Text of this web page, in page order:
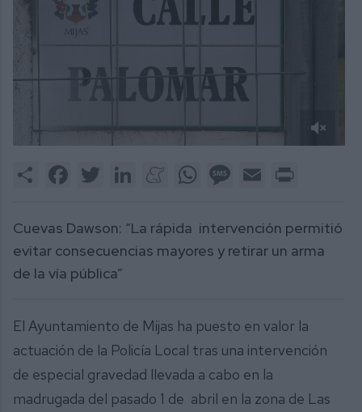
1
Share FacebookTwitter LinkedInMeneameWhatsAppMessage
Email
Cuevas Dawson: “La rápida intervención permitió
evitar consecuencias mayores y retirar un arma
de la vía pública”
El Ayuntamiento de Mijas ha puesto en valor la
actuación de la Policía Local tras una intervención
de especial gravedad llevada a cabo en la
madrugada del pasado 1 de abril en la zona de Las